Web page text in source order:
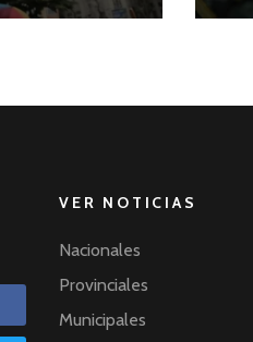
VER NOTICIAS
Nacionales
Provinciales
Municipales